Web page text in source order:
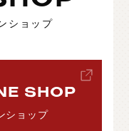
ショップ
SHOP
ショップ